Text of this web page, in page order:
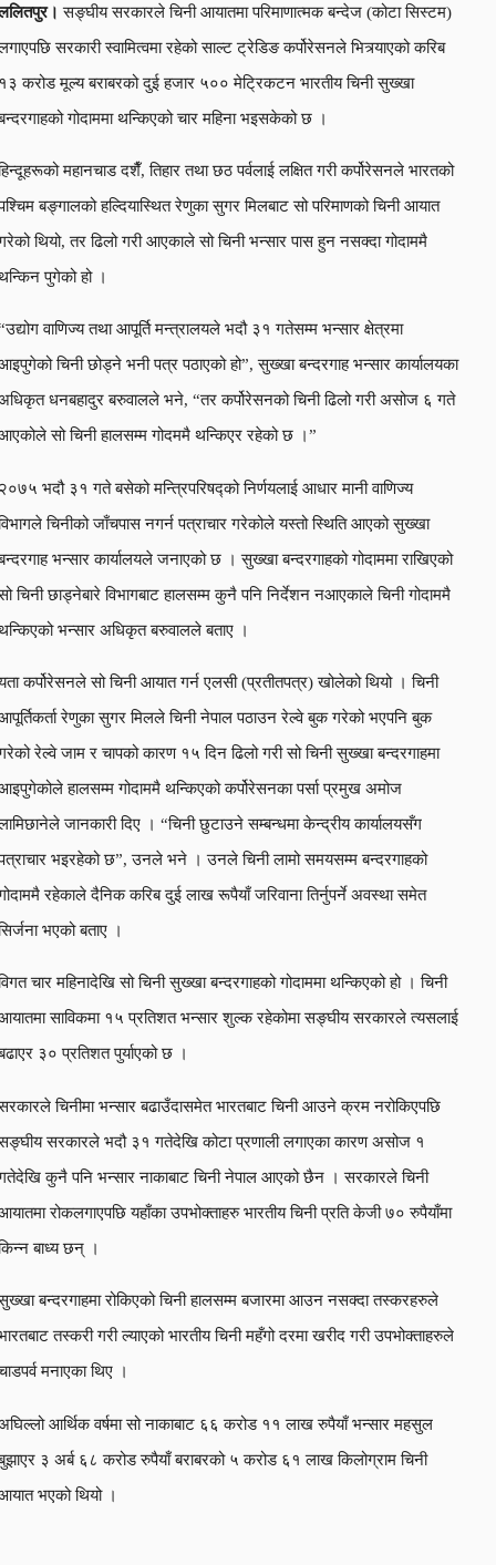
सङ्घीय सरकारले चिनी आयातमा परिमाणात्मक बन्देज (कोटा सिस्टम)
सरकारी स्वामित्वमा रहेको साल्ट ट्रेडिङ कर्पोरेसनले भित्र्याएको करिब
करोड मूल्य बराबरको दुई हजार ५०० मेट्रिकटन भारतीय चिनी सुख्खा
गोदाममा थन्किएको चार महिना भइसकेको छ ।
महानचाड दशैँ, तिहार तथा छठ पर्वलाई लक्षित गरी कर्पोरेसनले भारतको
बङ्गालको हल्दियास्थित रेणुका सुगर मिलबाट सो परिमाणको चिनी आयात
थियो, तर ढिलो गरी आएकाले सो चिनी भन्सार पास हुन नसक्दा गोदाममै
पुगेको हो ।
वाणिज्य तथा आपूर्ति मन्त्रालयले भदौ ३१ गतेसम्म भन्सार क्षेत्रमा
चिनी छोड्ने भनी पत्र पठाएको हो”, सुख्खा बन्दरगाह भन्सार कार्यालयका
धनबहादुर बरुवालले भने, “तर कर्पोरेसनको चिनी ढिलो गरी असोज ६ गते
सो चिनी हालसम्म गोदममै थन्किएर रहेको छ ।”
भदौ ३१ गते बसेको मन्त्रिपरिषद्को निर्णयलाई आधार मानी वाणिज्य
चिनीको जाँचपास नगर्न पत्राचार गरेकोले यस्तो स्थिति आएको सुख्खा
भन्सार कार्यालयले जनाएको छ । सुख्खा बन्दरगाहको गोदाममा राखिएको
चिनी छाड्नेबारे विभागबाट हालसम्म कुनै पनि निर्देशन नआएकाले चिनी गोदाममै
भन्सार अधिकृत बरुवालले बताए ।
कर्पोरेसनले सो चिनी आयात गर्न एलसी (प्रतीतपत्र) खोलेको थियो । चिनी
रेणुका सुगर मिलले चिनी नेपाल पठाउन रेल्वे बुक गरेको भएपनि बुक
रेल्वे जाम र चापको कारण १५ दिन ढिलो गरी सो चिनी सुख्खा बन्दरगाहमा
हालसम्म गोदाममै थन्किएको कर्पोरेसनका पर्सा प्रमुख अमोज
जानकारी दिए । “चिनी छुटाउने सम्बन्धमा केन्द्रीय कार्यालयसँग
भइरहेको छ”, उनले भने । उनले चिनी लामो समयसम्म बन्दरगाहको
रहेकाले दैनिक करिब दुई लाख रूपैयाँ जरिवाना तिर्नुपर्ने अवस्था समेत
भएको बताए ।
चार महिनादेखि सो चिनी सुख्खा बन्दरगाहको गोदाममा थन्किएको हो । चिनी
साविकमा १५ प्रतिशत भन्सार शुल्क रहेकोमा सङ्घीय सरकारले त्यसलाई
३० प्रतिशत पुर्याएको छ ।
चिनीमा भन्सार बढाउँदासमेत भारतबाट चिनी आउने क्रम नरोकिएपछि
सरकारले भदौ ३१ गतेदेखि कोटा प्रणाली लगाएका कारण असोज १
कुनै पनि भन्सार नाकाबाट चिनी नेपाल आएको छैन । सरकारले चिनी
रोकलगाएपछि यहाँका उपभोक्ताहरु भारतीय चिनी प्रति केजी ७० रुपैयाँमा
बाध्य छन् ।
बन्दरगाहमा रोकिएको चिनी हालसम्म बजारमा आउन नसक्दा तस्करहरुले
तस्करी गरी ल्याएको भारतीय चिनी महँगो दरमा खरीद गरी उपभोक्ताहरुले
मनाएका थिए ।
आर्थिक वर्षमा सो नाकाबाट ६६ करोड ११ लाख रुपैयाँ भन्सार महसुल
३ अर्ब ६८ करोड रुपैयाँ बराबरको ५ करोड ६१ लाख किलोग्राम चिनी
भएको थियो ।